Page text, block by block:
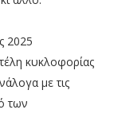
2025
κυκλοφορίας
με τις
των